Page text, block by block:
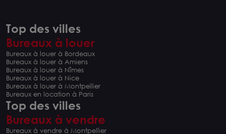
Top des villes
Bureaux à louer
Bureaux à louer à Bordeaux
Bureaux à louer à Amiens
Bureaux à louer à Nîmes
Bureaux à louer à Nice
Bureaux à louer à Montpellier
Bureaux en location à Paris
Top des villes
Bureaux à vendre
Bureaux à vendre à Montpellier